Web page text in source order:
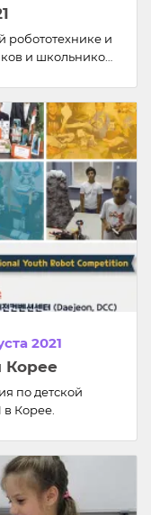
робототехнике и
и школьников
2021
Корее
по детской
в Корее.